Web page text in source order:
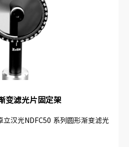
变滤光片固定架
立汉光NDFC50 系列圆形渐变滤光